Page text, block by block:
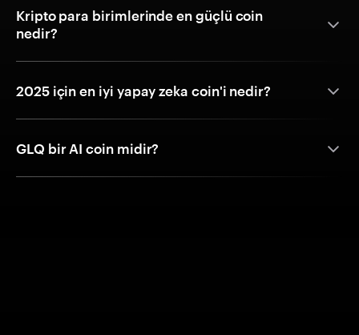
Kripto para birimlerinde en güçlü coin
nedir?
2025 için en iyi yapay zeka coin'i nedir?
GLQ bir AI coin midir?